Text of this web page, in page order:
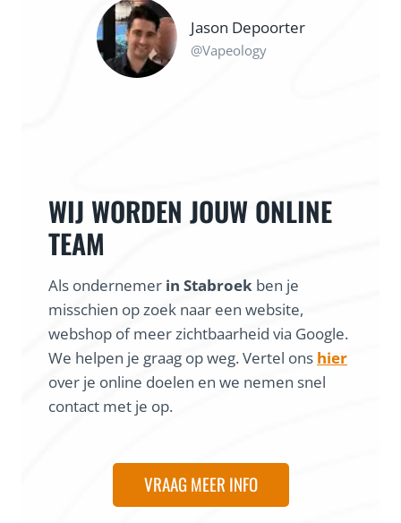
Jason Depoorter
@Vapeology
WIJ WORDEN JOUW ONLINE
TEAM
Als ondernemer in Stabroek ben je
misschien op zoek naar een website,
webshop of meer zichtbaarheid via Google.
We helpen je graag op weg. Vertel ons hier
over je online doelen en we nemen snel
contact met je op.
VRAAG MEER INFO